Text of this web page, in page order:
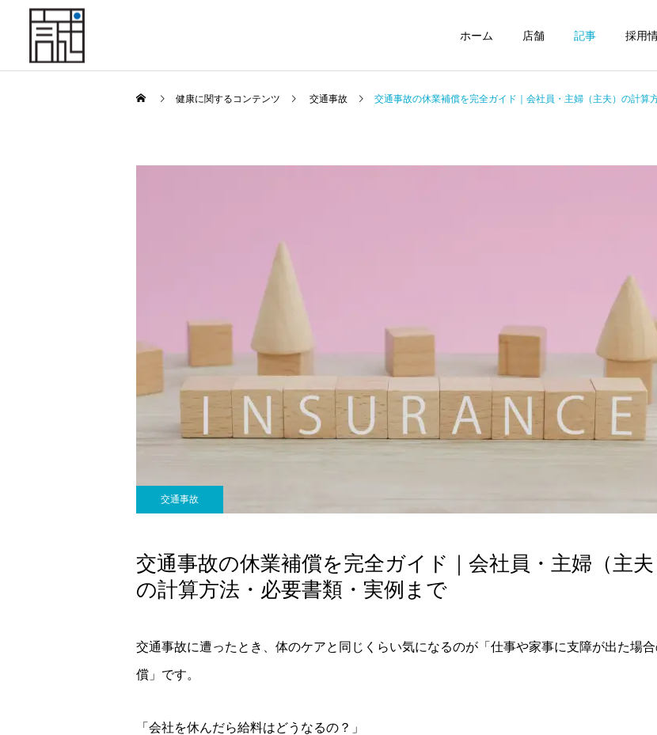
ホーム 店舗 記事 採用
東小金井駅前整体院
人形町駅前整体院
～クローバーカイロプ
姿勢が悪いと学力は下が
る？ 子どもの集中力との関
係を整体院がやさしく解説
と危険なルールと注
健康に関するコンテンツ 交通事故 交通事故の休業補償を完全ガイド｜会社員・主婦（主夫）の計算
交通事故
交通事故の休業補償を完全ガイド｜会社員・主婦（主夫
の計算方法・必要書類・実例まで
交通事故に遭ったとき、体のケアと同じくらい気になるのが「仕事や家事に支障が出た場
償」です。
「会社を休んだら給料はどうなるの？」